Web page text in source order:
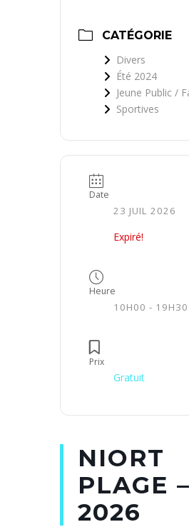
CATÉGORIE
Divers
Été 2024
Jeune Public /
Sportives
Date
23 JUIL 2026
Expiré!
Heure
10H00 - 19H30
Prix
Gratuit
NIORT
PLAGE –
2026